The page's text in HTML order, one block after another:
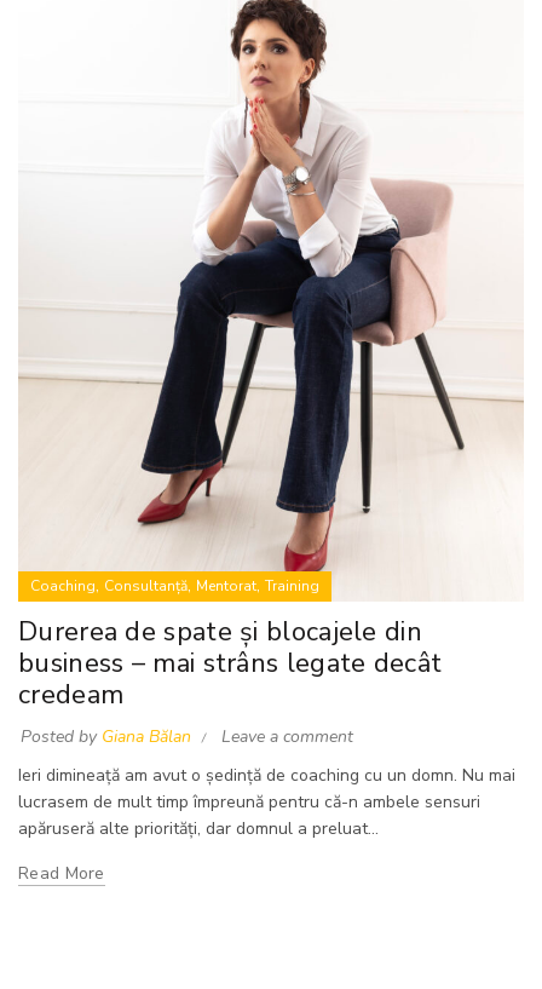
Coaching, Consultanță, Mentorat, Training
Durerea de spate și blocajele din
business – mai strâns legate decât
credeam
Posted by Giana Bălan
Leave a comment
Ieri dimineață am avut o ședință de coaching cu un domn. Nu mai
lucrasem de mult timp împreună pentru că-n ambele sensuri
apăruseră alte priorități, dar domnul a preluat...
Read More